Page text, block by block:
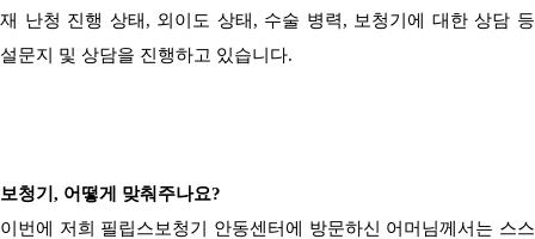
재 난청 진행 상태 , 외이도 상태 , 수술 병력, 보청기에 대한 상담 등
설문지 및 상담을 진행하고 있습니다.
보청기 , 어떻게 맞춰주나요?
이번에 저희 필립스보청기 안동센터에 방문하신 어머님께서는 스스